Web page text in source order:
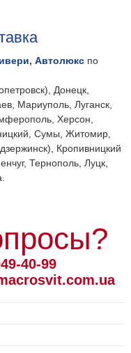
Автолюкс по
Донецк,
Мариуполь, Луганск,
Херсон,
Сумы, Житомир,
Кропивницкий
Тернополь, Луцк,
40-99